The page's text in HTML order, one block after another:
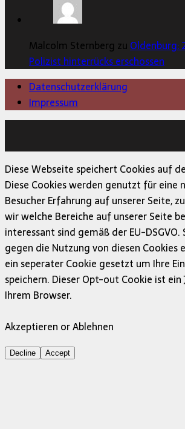
Malcolm Sternberg zu Oldenburg:
Polizist hinterrücks erschossen
Datenschutzerklärung
Impressum
Diese Webseite speichert Cookies auf
Diese Cookies werden genutzt für eine
Besucher Erfahrung auf unserer Seite,
wir welche Bereiche auf unserer Seite
interessant sind gemäß der EU-DSGVO.
gegen die Nutzung von diesen Cookies
ein seperater Cookie gesetzt um Ihre
speichern. Dieser Opt-out Cookie ist ein
Ihrem Browser.
Akzeptieren or Ablehnen
Decline Accept